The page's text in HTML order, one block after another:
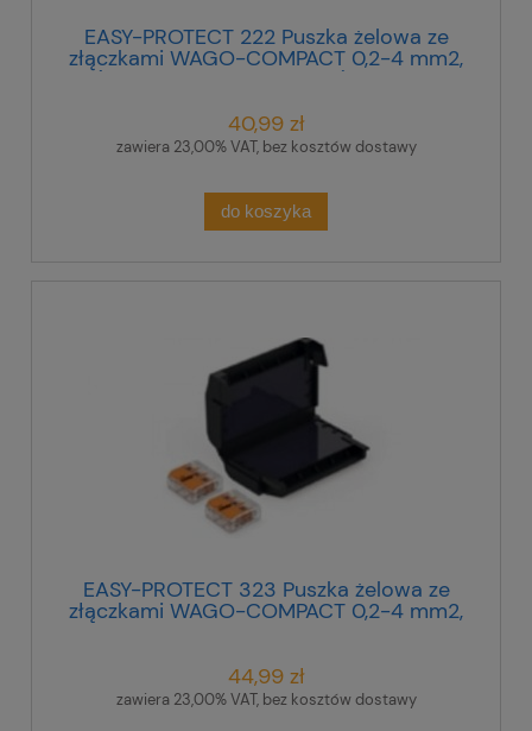
EASY-PROTECT 222 Puszka żelowa ze
złączkami WAGO-COMPACT 0,2-4 mm2,
(2 złączki 2-przewodowe), 407860
40,99 zł
zawiera 23,00% VAT, bez kosztów dostawy
do koszyka
EASY-PROTECT 323 Puszka żelowa ze
złączkami WAGO-COMPACT 0,2-4 mm2,
(2 złączki 3-przewodowe), 407863
44,99 zł
zawiera 23,00% VAT, bez kosztów dostawy